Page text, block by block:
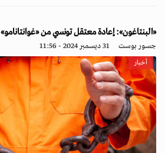
«البنتاغون»: إعادة معتقل تونسي من «غوانتانامو»
جسور بوست 31 ديسمبر 2024 - 11:56
أخبار